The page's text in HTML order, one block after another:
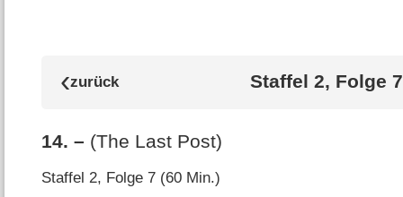
Staffel 2, Folge 7
14.– (The Last Post)
Staffel 2, Folge 7 (60 Min.)